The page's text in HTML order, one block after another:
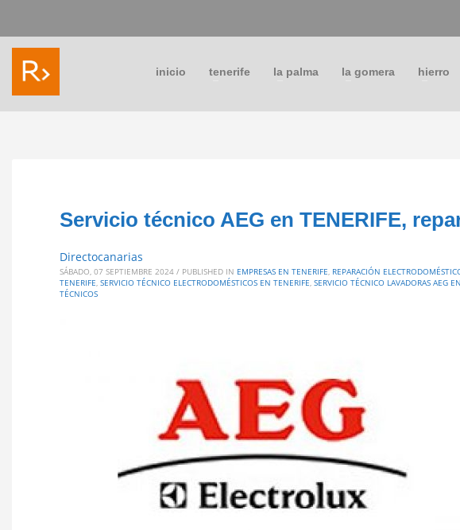
inicio tenerife la palma la gomera hierro
Servicio técnico AEG en TENERIFE,
Directocanarias
SÁBADO, 07 SEPTIEMBRE 2024 / PUBLISHED IN EMPRESAS EN TENERIFE, REPARACIÓN
TENERIFE, SERVICIO TÉCNICO ELECTRODOMÉSTICOS EN TENERIFE, SERVICIO TÉCNICO LAVADORAS AEG
TÉCNICOS